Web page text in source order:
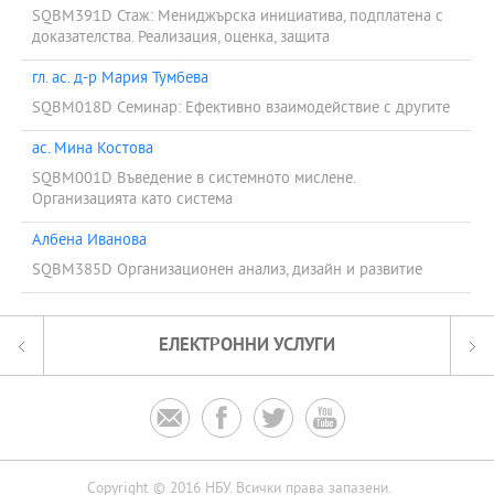
SQBM391D Стаж: Мениджърска инициатива, подплатена с
доказателства. Реализация, оценка, защита
гл. ас. д-р Мария Тумбева
SQBM018D Семинар: Ефективно взаимодействие с другите
ас. Мина Костова
SQBM001D Въведение в системното мислене.
Организацията като система
Албена Иванова
SQBM385D Организационен анализ, дизайн и развитие
ЕЛЕКТРОННИ УСЛУГИ
   
Copyright © 2016 НБУ. Всички права запазени.